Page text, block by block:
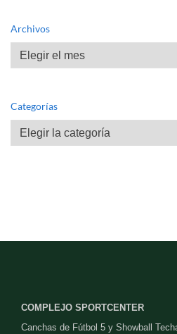
Archivos
Archivos
Categorías
Categorías
COMPLEJO SPORTCENTER
Canchas de Fútbol 5 y Showball